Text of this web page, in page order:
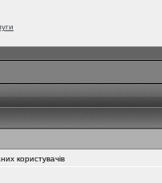
користувачів